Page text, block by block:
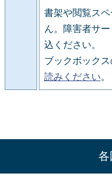
書架や閲覧ス
ん。障害者サ
込ください。
ブックボックス
読みください。
各